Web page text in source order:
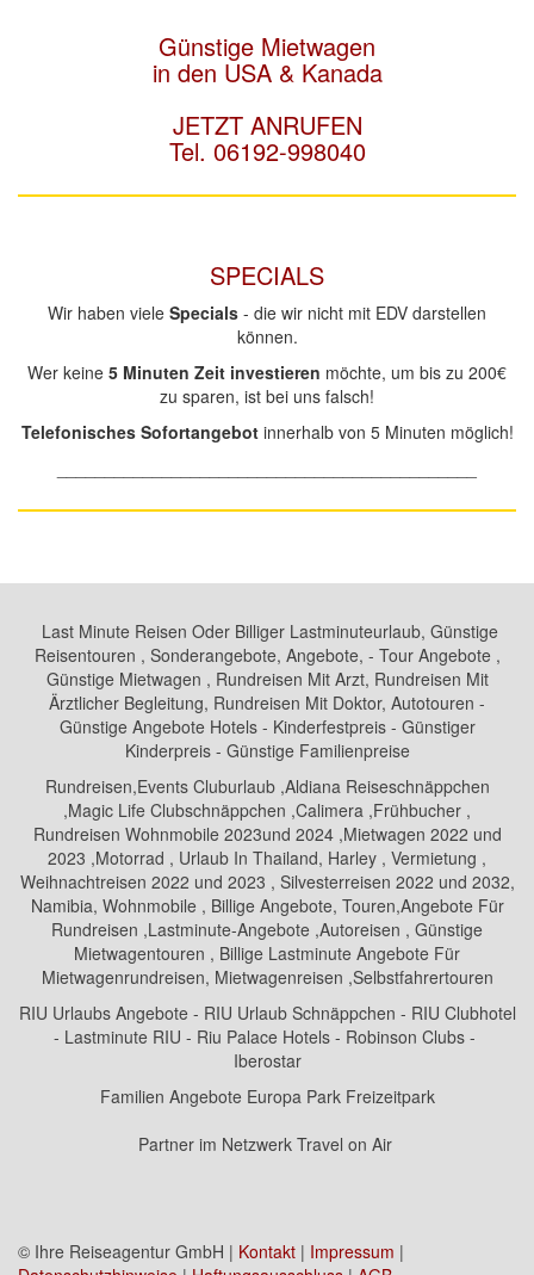
Günstige Mietwagen
in den USA & Kanada
JETZT ANRUFEN
Tel. 06192-998040
SPECIALS
Wir haben viele Specials - die wir nicht mit EDV darstellen
können.
Wer keine 5 Minuten Zeit investieren möchte, um bis zu 200€
zu sparen, ist bei uns falsch!
Telefonisches Sofortangebotinnerhalb von 5 Minuten möglich!
Last Minute Reisen Oder Billiger Lastminuteurlaub, Günstige
Reisentouren , Sonderangebote, Angebote, - Tour Angebote ,
Günstige Mietwagen , Rundreisen Mit Arzt, Rundreisen Mit
Ärztlicher Begleitung, Rundreisen Mit Doktor, Autotouren -
Günstige Angebote Hotels - Kinderfestpreis - Günstiger
Kinderpreis - Günstige Familienpreise
Rundreisen,Events Cluburlaub ,Aldiana Reiseschnäppchen
,Magic Life Clubschnäppchen ,Calimera ,Frühbucher ,
Rundreisen Wohnmobile 2023und 2024 ,Mietwagen 2022 und
2023 ,Motorrad , Urlaub In Thailand, Harley , Vermietung ,
Weihnachtreisen 2022 und 2023 , Silvesterreisen 2022 und 2032,
Namibia, Wohnmobile , Billige Angebote, Touren,Angebote Für
Rundreisen ,Lastminute-Angebote ,Autoreisen , Günstige
Mietwagentouren , Billige Lastminute Angebote Für
Mietwagenrundreisen, Mietwagenreisen ,Selbstfahrertouren
RIU Urlaubs Angebote - RIU Urlaub Schnäppchen - RIU Clubhotel
- Lastminute RIU - Riu Palace Hotels - Robinson Clubs -
Iberostar
Familien Angebote Europa Park Freizeitpark
Partner im Netzwerk Travel on Air
© Ihre Reiseagentur GmbH | Kontakt | Impressum |